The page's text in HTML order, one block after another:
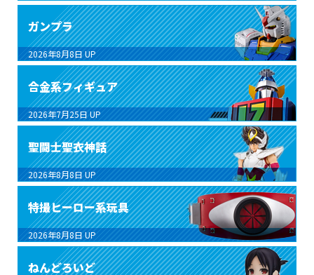
ガンプラ
2026年8月8日 UP
合金系フィギュア
2026年7月25日 UP
聖闘士聖衣神話
2026年8月8日 UP
特撮ヒーロー系玩具
2026年8月8日 UP
ねんどろいど